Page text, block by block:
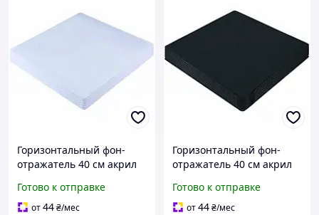
Горизонтальный фон-
отражатель 40 см акрил
съемки Puluz PU5340
Готово к отправке
от44₴/мес
Горизонтальный фон-
отражатель 40 см акрил
съемки модель Puluz
PU5340
Готово к отправке
от44₴/мес